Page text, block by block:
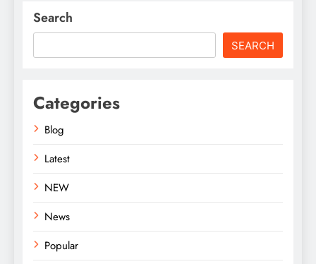
Search
SEARCH
Categories
Blog
Latest
NEW
News
Popular